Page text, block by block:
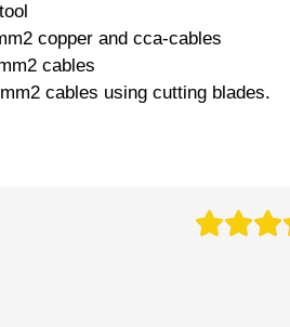
copper and cca-cables
cables
cables using cutting blades.